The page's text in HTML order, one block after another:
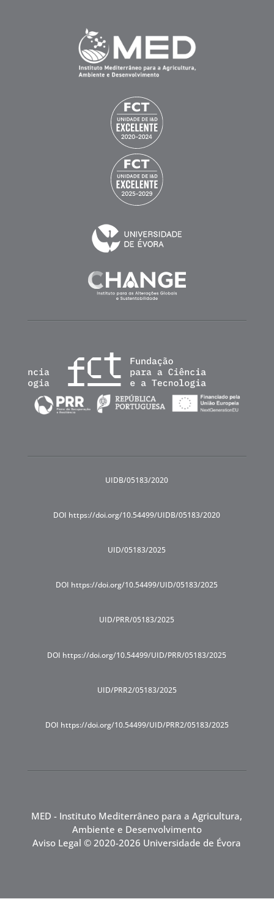
UIDB/05183/2020
DOI https://doi.org/10.54499/UIDB/05183/2020
UID/05183/2025
DOI https://doi.org/10.54499/UID/05183/2025
UID/PRR/05183/2025
DOI https://doi.org/10.54499/UID/PRR/05183/2025
UID/PRR2/05183/2025
DOI https://doi.org/10.54499/UID/PRR2/05183/2025
MED - Instituto Mediterrâneo para a Agricultura,
Ambiente e Desenvolvimento
Aviso Legal © 2020-2026 Universidade de Évora